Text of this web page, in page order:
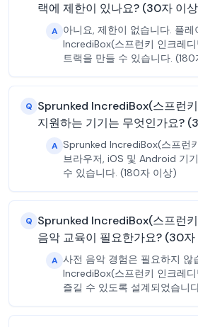
랙에 제한이 있나요? (30자 이
A 아니요, 제한이 없습니다. 플
IncrediBox(스프런키 인크레
트랙을 만들 수 있습니다.
Q Sprunked IncrediBox(스프런
지원하는 기기는 무엇인가요?
A Sprunked IncrediBox(스프런
브라우저, iOS 및 Android 기
수 있습니다. (180자 이상)
Q Sprunked IncrediBox(스프런
음악 교육이 필요한가요? (30
A 사전 음악 경험은 필요하지 않
IncrediBox(스프런키 인크레
즐길 수 있도록 설계되었습니